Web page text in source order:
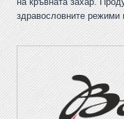
здравословните режими